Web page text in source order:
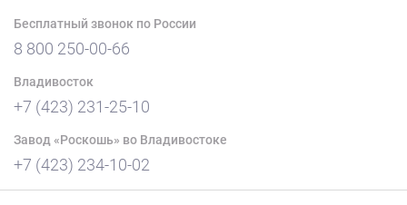
Бесплатный звонок по России
8 800 250-00-66
Владивосток
+7 (423) 231-25-10
Завод «Роскошь» во Владивостоке
+7 (423) 234-10-02